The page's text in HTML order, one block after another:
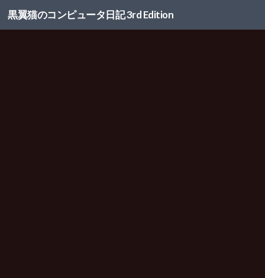
コンテンツへスキップ
黒翼猫のコンピュータ日記 3rd Edition